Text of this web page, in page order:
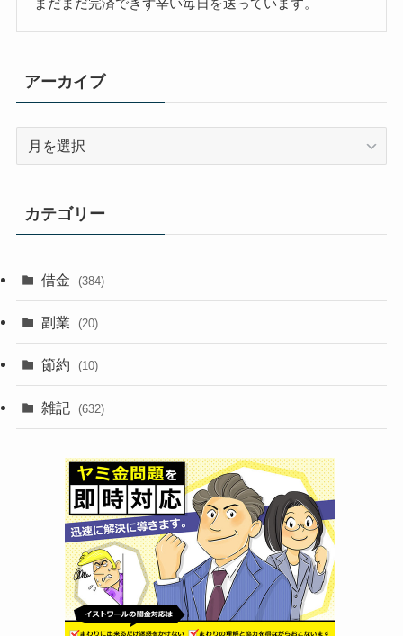
アーカイブ
ブ
カテゴリー
借金 (384)
副業 (20)
節約 (10)
雑記 (632)